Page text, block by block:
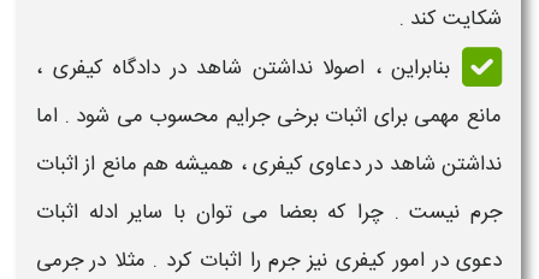
شکایت کند .
بنابراین ، اصولانداشتن شاهد در دادگاه کیفری ،
مانع مهمی برای اثبات برخی جرایم محسوب می شود . اما
نداشتن شاهد در دعاوی کیفری، همیشه هم مانع از اثبات
جرم نیست . چرا که بعضا می توان با سایر ادله اثبات
دعوی در امور کیفری نیز جرم را اثبات کرد . مثلا در جرمی